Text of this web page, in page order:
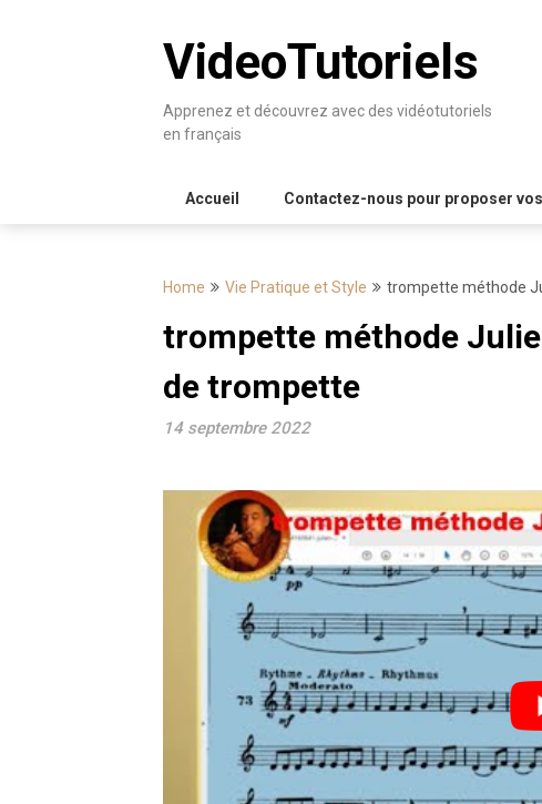
VideoTutoriels
Apprenez et découvrez avec des vidéotutoriels
en français
Accueil Contactez-nous pour proposer
Home Vie Pratique et Style trompette méthode
trompette méthode
de trompette
14 septembre 2022